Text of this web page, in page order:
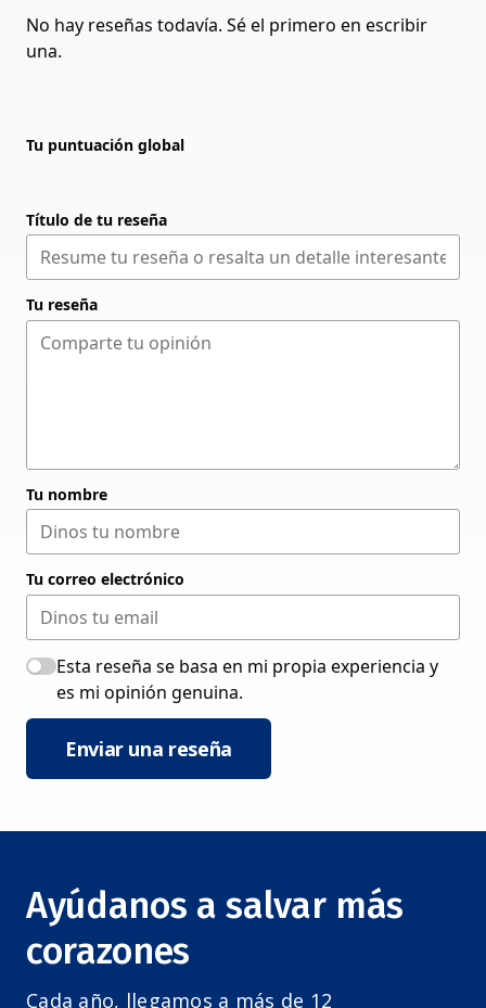
No hay reseñas todavía. Sé el primero en escribir
una.
Tu puntuación global
Título de tu reseña
Tu reseña
Tu nombre
Tu correo electrónico
Esta reseña se basa en mi propia experiencia y
es mi opinión genuina.
Enviar una reseña
Ayúdanos a salvar más
corazones
Cada año, llegamos a más de 12